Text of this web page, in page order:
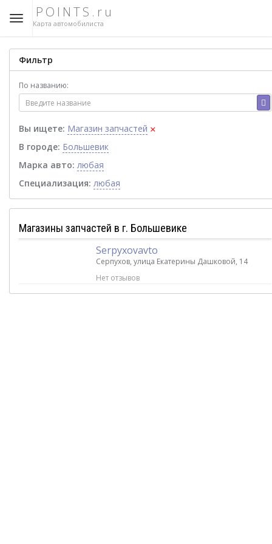
POINTS.ru
Карта автомобилиста
Фильтр
По названию:
Вы ищете: Магазин запчастей ×
В городе: Большевик
Марка авто: любая
Специализация: любая
Магазины запчастей в г. Большевике
Serpyxovavto
Серпухов, улица Екатерины Дашковой, 14
Нет отзывов